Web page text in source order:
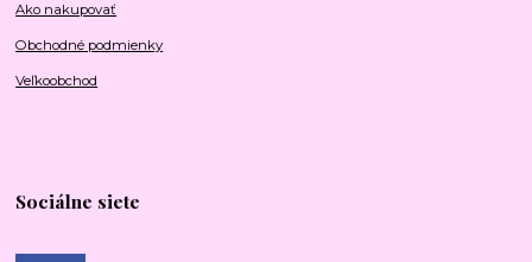
Ako nakupovať
Obchodné podmienky
Veľkoobchod
Sociálne siete